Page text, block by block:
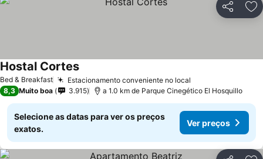
Partilhar
Bed & Breakfast Estacionamento conveniente no local
Hostal CortesVer preços
8,3 Muito boa 3.915 a 1.0 km de Parque Cinegético El Hosquillo
Selecione as datas para ver os preços
exatos.
Ver preços